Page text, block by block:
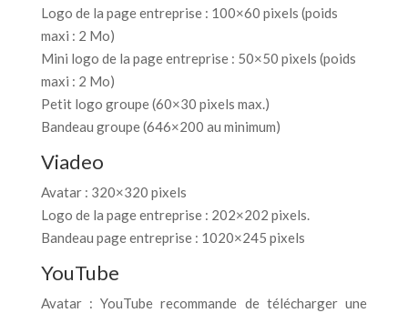
Logo de la page entreprise : 100×60 pixels (poids
maxi : 2 Mo)
Mini logo de la page entreprise : 50×50 pixels (poids
maxi : 2 Mo)
Petit logo groupe (60×30 pixels max.)
Bandeau groupe (646×200 au minimum)
Viadeo
Avatar : 320×320 pixels
Logo de la page entreprise : 202×202 pixels.
Bandeau page entreprise : 1020×245 pixels
YouTube
Avatar : YouTube recommande de télécharger une